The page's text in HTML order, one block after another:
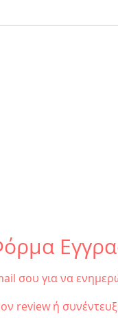
σου για να
review ή